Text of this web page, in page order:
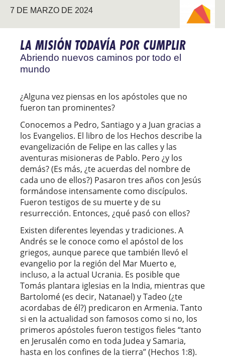
7 DE MARZO DE 2024
NUEVOS
CAMINOS
LA MISIÓN TODAVÍA POR CUMPLIR
Abriendo nuevos caminos por todo el
mundo
¿Alguna vez piensas en los apóstoles que no
fueron tan prominentes?
Conocemos a Pedro, Santiago y a Juan gracias a
los Evangelios. El libro de los Hechos describe la
evangelización de Felipe en las calles y las
aventuras misioneras de Pablo. Pero ¿y los
demás? (Es más, ¿te acuerdas del nombre de
cada uno de ellos?) Pasaron tres años con Jesús
formándose intensamente como discípulos.
Fueron testigos de su muerte y de su
resurrección. Entonces, ¿qué pasó con ellos?
Existen diferentes leyendas y tradiciones. A
Andrés se le conoce como el apóstol de los
griegos, aunque parece que también llevó el
evangelio por la región del Mar Muerto e,
incluso, a la actual Ucrania. Es posible que
Tomás plantara iglesias en la India, mientras que
Bartolomé (es decir, Natanael) y Tadeo (¿te
acordabas de él?) predicaron en Armenia. Tanto
si en la actualidad son famosos como si no, los
primeros apóstoles fueron testigos fieles “tanto
en Jerusalén como en toda Judea y Samaria,
hasta en los confines de la tierra” (Hechos 1:8).